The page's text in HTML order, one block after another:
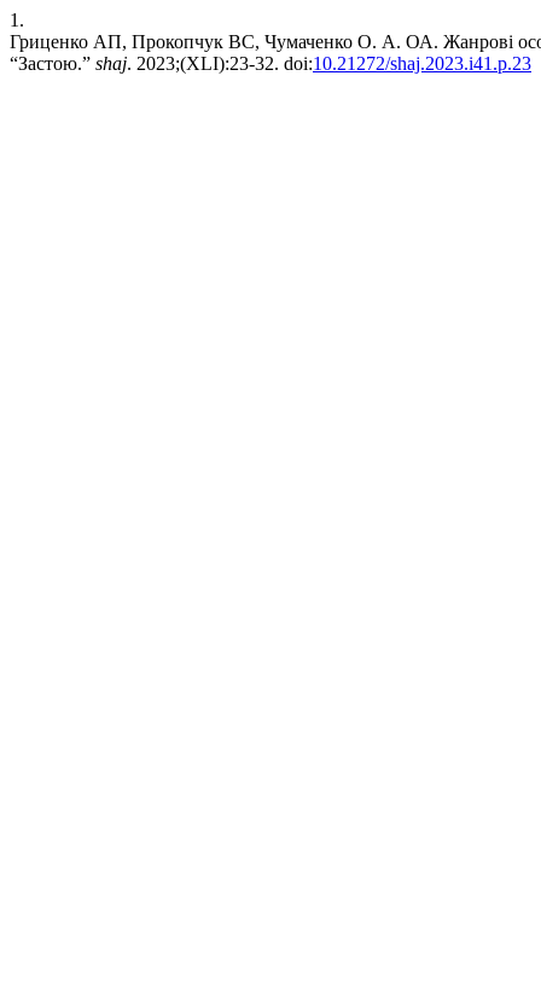
1.
Гриценко АП, Прокопчук ВС, Чумаченко О. А. ОА. Жанрові
“Застою.” shaj. 2023;(XLI):23-32. doi:10.21272/shaj.2023.i41.p.23